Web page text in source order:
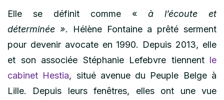
Elle se définit comme « à l’écoute et
déterminée ». Hélène Fontaine a prêté serment
pour devenir avocate en 1990. Depuis 2013, elle
et son associée Stéphanie Lefebvre tiennent le
cabinet Hestia, situé avenue du Peuple Belge à
Lille. Depuis leurs fenêtres, elles ont une vue